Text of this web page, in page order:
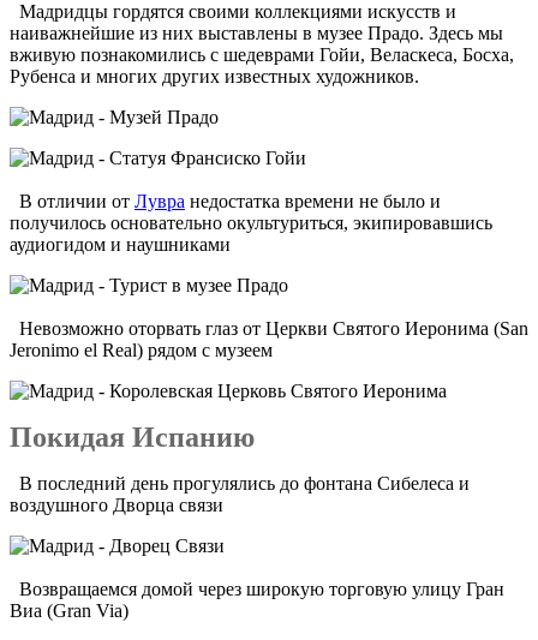
Мадридцы гордятся своими коллекциями искусств и
наиважнейшие из них выставлены в музее Прадо. Здесь мы
вживую познакомились с шедеврами Гойи, Веласкеса, Босха,
Рубенса и многих других известных художников.
В отличии от Лувра недостатка времени не было и
получилось основательно окультуриться, экипировавшись
аудиогидом и наушниками
Невозможно оторвать глаз от Церкви Святого Иеронима (San
Jeronimo el Real) рядом с музеем
Покидая Испанию
В последний день прогулялись до фонтана Сибелеса и
воздушного Дворца связи
Возвращаемся домой через широкую торговую улицу Гран
Виа (Gran Via)